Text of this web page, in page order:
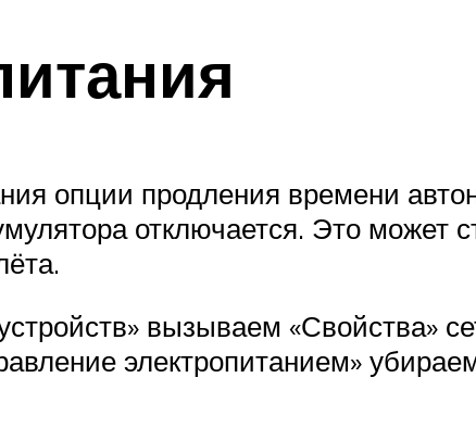
опции продления времени
отключается. Это может
вызываем «Свойства»
электропитанием»